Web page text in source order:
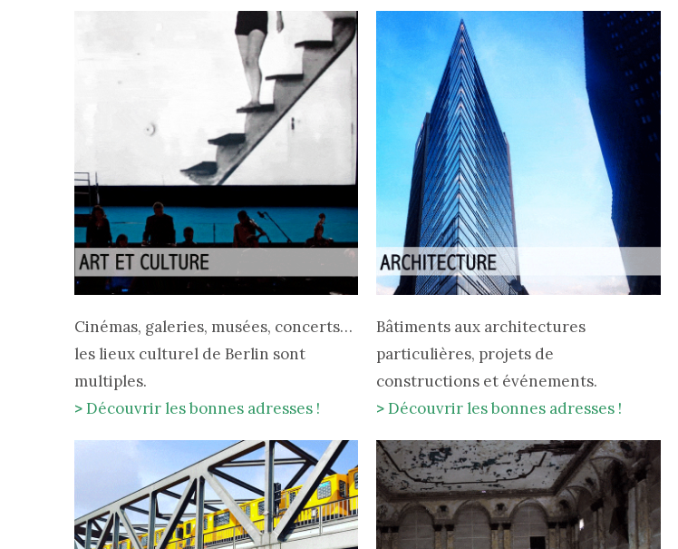
Cinémas, galeries, musées, concerts…
les lieux culturel de Berlin sont
multiples.
>Découvrir les bonnes adresses !
Bâtiments aux architectures
particulières, projets de
constructions et événements.
>Découvrir les bonnes adresses !